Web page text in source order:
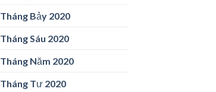
Tháng Bảy 2020
Tháng Sáu 2020
Tháng Năm 2020
Tháng Tư 2020